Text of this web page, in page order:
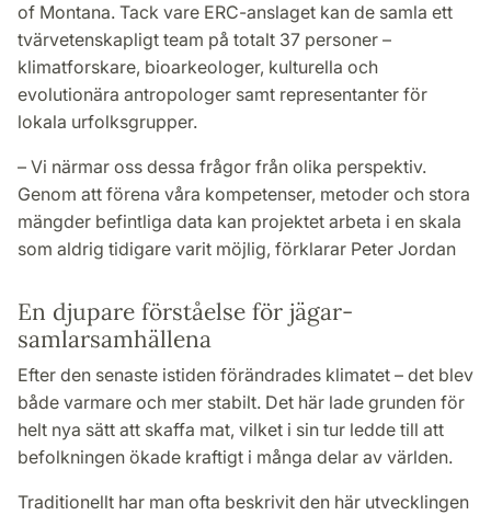
of Montana. Tack vare ERC-anslaget kan de samla ett
tvärvetenskapligt team på totalt 37 personer –
klimatforskare, bioarkeologer, kulturella och
evolutionära antropologer samt representanter för
lokala urfolksgrupper.
– Vi närmar oss dessa frågor från olika perspektiv.
Genom att förena våra kompetenser, metoder och stora
mängder befintliga data kan projektet arbeta i en skala
som aldrig tidigare varit möjlig, förklarar Peter Jordan
En djupare förståelse för jägar-
samlarsamhällena
Efter den senaste istiden förändrades klimatet – det blev
både varmare och mer stabilt. Det här lade grunden för
helt nya sätt att skaffa mat, vilket i sin tur ledde till att
befolkningen ökade kraftigt i många delar av världen.
Traditionellt har man ofta beskrivit den här utvecklingen